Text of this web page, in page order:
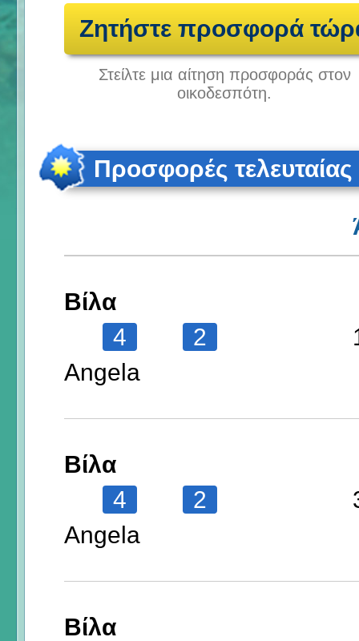
Ζητήστε προσφορά
Στείλτε μια αίτηση προσφοράς στον
οικοδεσπότη.
Προσφορές τελευταίας
Βίλα
4
2
Angela
Βίλα
4
2
Angela
Βίλα